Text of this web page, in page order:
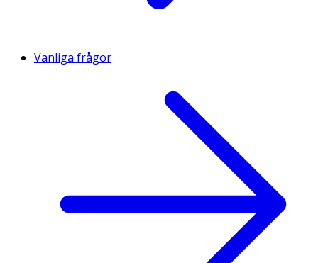
Vanliga frågor